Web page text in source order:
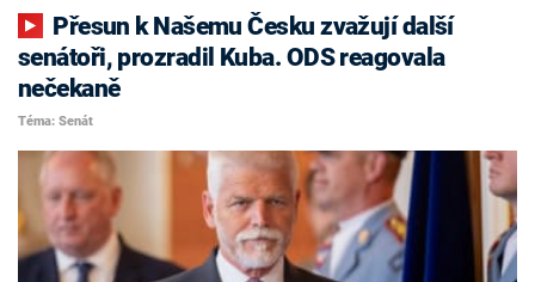
senátoři, prozradil Kuba. ODS reagovala
nečekaně
Téma: Senát